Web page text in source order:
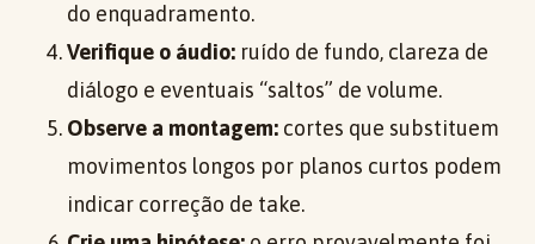
do enquadramento.
Verifique o áudio: ruído de fundo, clareza de
diálogo e eventuais “saltos” de volume.
Observe a montagem: cortes que substituem
movimentos longos por planos curtos podem
indicar correção de take.